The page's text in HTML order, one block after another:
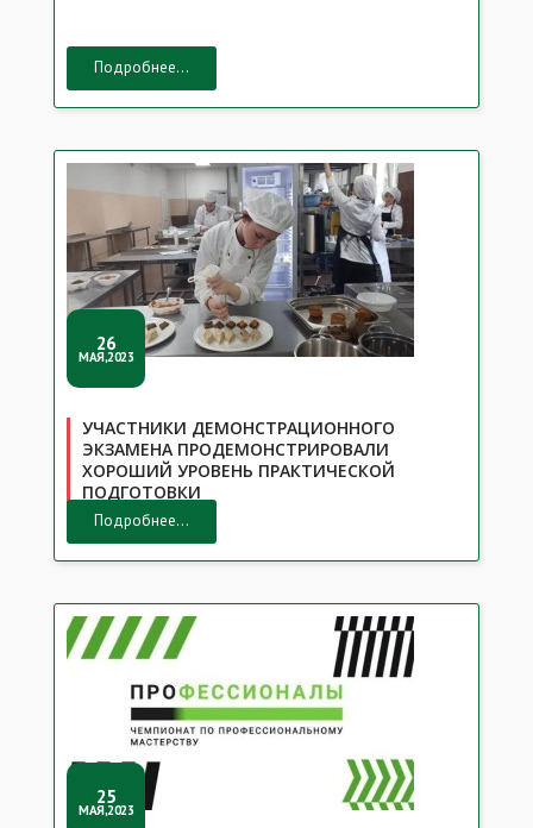
Подробнее...
26
МАЯ,2023
УЧАСТНИКИ ДЕМОНСТРАЦИОННОГО
ЭКЗАМЕНА ПРОДЕМОНСТРИРОВАЛИ
ХОРОШИЙ УРОВЕНЬ ПРАКТИЧЕСКОЙ
ПОДГОТОВКИ
Подробнее...
25
МАЯ,2023